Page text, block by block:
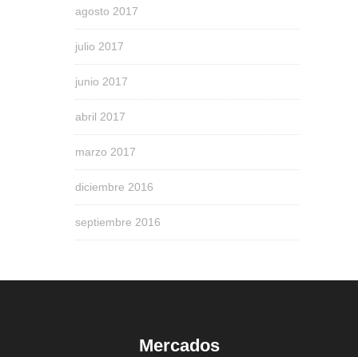
agosto 2017
julio 2017
junio 2017
abril 2017
marzo 2017
diciembre 2016
septiembre 2016
Mercados